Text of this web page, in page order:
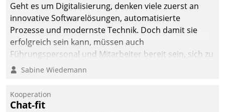
Geht es um Digitalisierung, denken viele zuerst an
innovative Softwarelösungen, automatisierte
Prozesse und modernste Technik. Doch damit sie
erfolgreich sein kann, müssen auch
Führungspersonal und Mitarbeiter bereit sein, sich zu
verändern und anzupassen, sonst werden sie an ihr
Sabine Wiedemann
Kooperation
Chat-fit